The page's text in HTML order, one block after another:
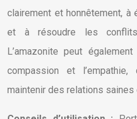
clairement et honnêtement,
et à résoudre les
L’amazonite peut
compassion et
maintenir des relations saines